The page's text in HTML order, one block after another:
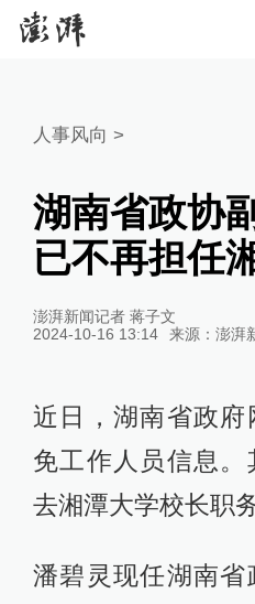
人事风向 >
湖南省政协
已不再担任
澎湃新闻记者 蒋子文
2024-10-16 13:14
来源： 澎湃
近日，湖南省政
免工作人员信息
去湘潭大学校长职务
潘碧灵现任湖南